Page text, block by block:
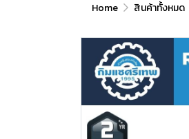
Home สินค้าทั้งหมด